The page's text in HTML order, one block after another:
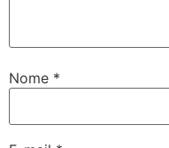
Nome *